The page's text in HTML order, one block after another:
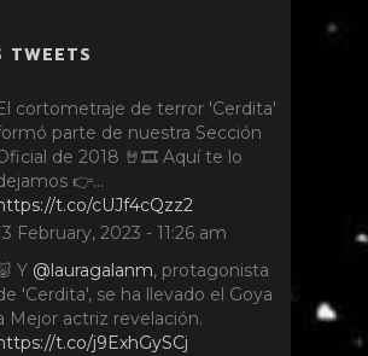
TWEETS
El cortometraje de terror 'Cerdita'
parte de nuestra Sección
de 2018 🤘🎞️ Aquí te lo
👉…
t.co/cUJf4cQzz2
February, 2023 - 11:26 am
Y @lauragalanm, protagonista
'Cerdita', se ha llevado el Goya
Mejor actriz revelación.
t.co/j9ExhGySCj